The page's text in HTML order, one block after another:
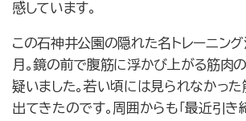
感しています。
この石神井公園の隠れた名トレーニン
月。鏡の前で腹筋に浮かび上がる筋肉
疑いました。若い頃には見られなかった
出てきたのです。周囲からも「最近引き